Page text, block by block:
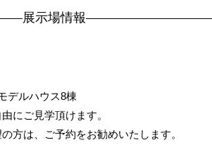
展示場情報
デルハウス8棟
にご見学頂けます。
方は、ご予約をお勧めいたします。